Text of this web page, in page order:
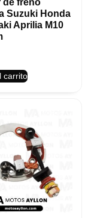
de freno
Suzuki Honda
Aprilia M10
carrito